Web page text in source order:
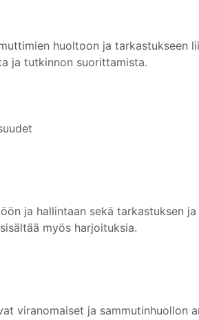
huoltoon ja tarkastukseen
ja tutkinnon suorittamista.
ja hallintaan sekä tarkastuksen
myös harjoituksia.
viranomaiset ja sammutinhuollon